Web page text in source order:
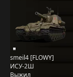
smeil4 [FLOWY]
ИСУ-2Ш
Выжил